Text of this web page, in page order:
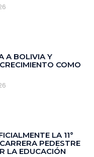
A BOLIVIA Y
COMO
LA 11°
PEDESTRE
LA EDUCACIÓN